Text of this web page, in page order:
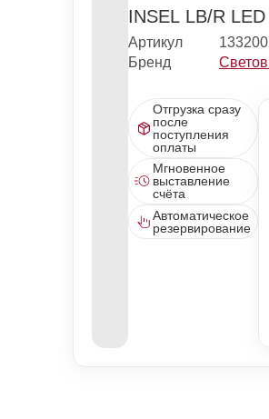
INSEL LB/R
Артикул
Бренд
Отгрузка сразу
после
поступления
оплаты
Мгновенное
выставление
счёта
Автоматическое
резервирование